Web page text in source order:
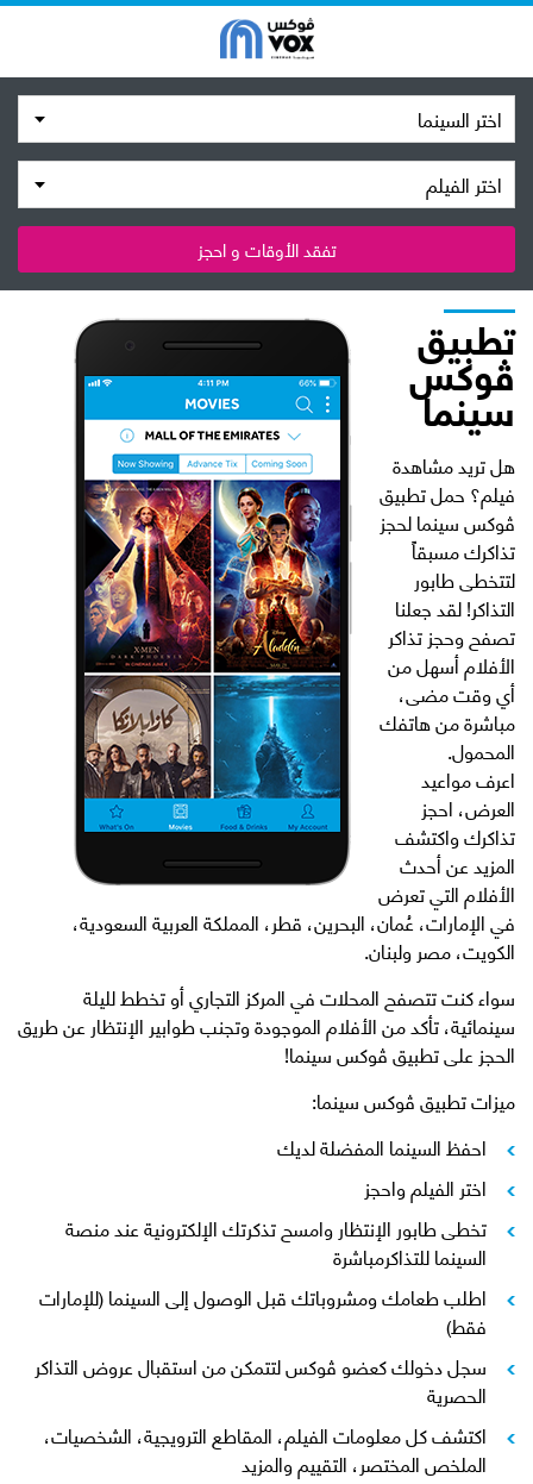
اختر السينما
اختر الفيلم
تفقد الأوقات و احجز
تطبيق
ڤوكس
سينما
هل تريد مشاهدة
فيلم؟ حمل تطبيق
ڤوكس سينما لحجز
تذاكرك مسبقاً
لتتخطى طابور
التذاكر! لقد جعلنا
تصفح وحجز تذاكر
الأفلام أسهل من
أي وقت مضى،
مباشرة من هاتفك
المحمول.
اعرف مواعيد
العرض، احجز
تذاكرك واكتشف
المزيد عن أحدث
الأفلام التي تعرض
في الإمارات، عُمان، البحرين، قطر، المملكة العربية السعودية،
الكويت، مصر ولبنان.
سواء كنت تتصفح المحلات في المركز التجاري أو تخطط لليلة
سينمائية، تأكد من الأفلام الموجودة وتجنب طوابير الإنتظار عن طريق
الحجز على تطبيق ڤوكس سينما!
ميزات تطبيق ڤوكس سينما:
احفظ السينما المفضلة لديك
اختر الفيلم واحجز
تخطى طابور الإنتظار وامسح تذكرتك الإلكترونية عند منصة
السينما للتذاكرمباشرة
اطلب طعامك ومشروباتك قبل الوصول إلى السينما (للإمارات
فقط)
سجل دخولك كعضو ڤوكس لتتمكن من استقبال عروض التذاكر
الحصرية
اكتشف كل معلومات الفيلم، المقاطع الترويجية، الشخصيات،
الملخص المختصر، التقييم والمزيد